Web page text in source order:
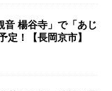
音 楊谷寺」で「あじ
定！【長岡京市】